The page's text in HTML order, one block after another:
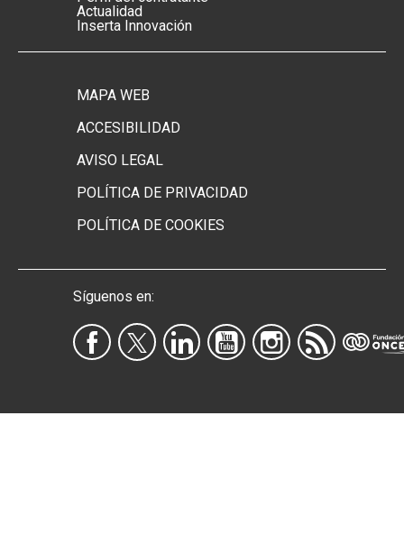
Actualidad
Inserta Innovación
Menú footer secundario
MAPA WEB
ACCESIBILIDAD
AVISO LEGAL
POLÍTICA DE PRIVACIDAD
POLÍTICA DE COOKIES
Síguenos en: